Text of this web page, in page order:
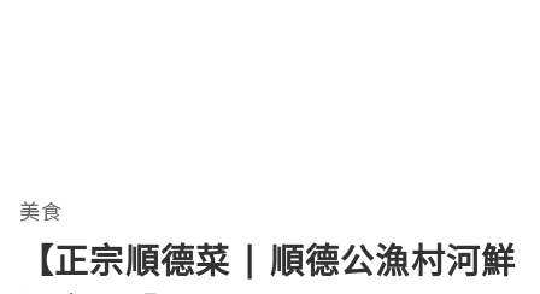
美食
【正宗順德菜 | 順德公漁村河鮮